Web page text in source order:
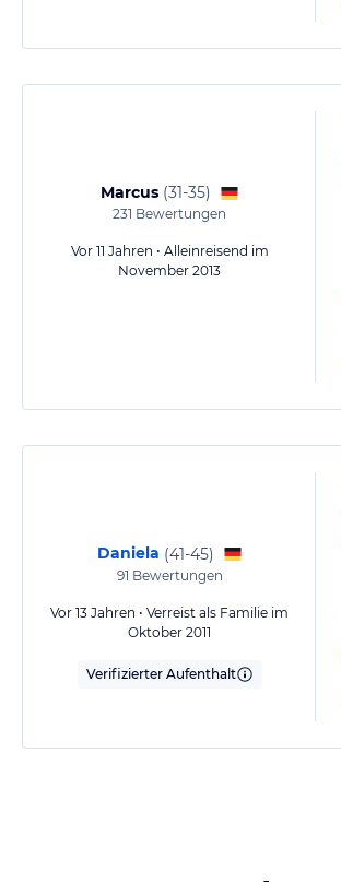
Marcus (31-35)
231 Bewertungen
Vor 11 Jahren • Alleinreisend im
November 2013
Daniela (41-45)
91 Bewertungen
Vor 13 Jahren • Verreist als Familie im
Oktober 2011
Verifizierter Aufenthalt